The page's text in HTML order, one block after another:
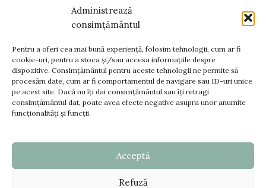
Administrează
consimțământul
Pentru a oferi cea mai bună experiență, folosim tehnologii, cum ar fi
cookie-uri, pentru a stoca și/sau accesa informațiile despre
dispozitive. Consimțământul pentru aceste tehnologii ne permite să
procesăm date, cum ar fi comportamentul de navigare sau ID-uri unice
pe acest site. Dacă nu îți dai consimțământul sau îți retragi
consimțământul dat, poate avea efecte negative asupra unor anumite
funcționalități și funcții.
Acceptă
Refuză
mireasă
www.bellara.ro;
www.voalurimirese.ro;
+40 725 866 666
contact@bellara.ro
TERMENI SI CONDITII